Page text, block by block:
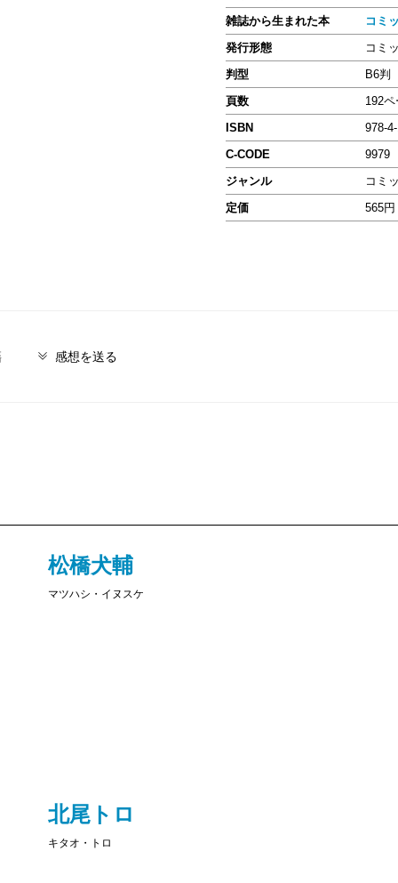
雑誌から生まれた本
コミ
発行形態
コミ
判型
B6判
頁数
192ペ
ISBN
978-
C-CODE
9979
ジャンル
コミ
定価
565円
感想を送る
松橋犬輔
マツハシ・イヌスケ
北尾トロ
キタオ・トロ